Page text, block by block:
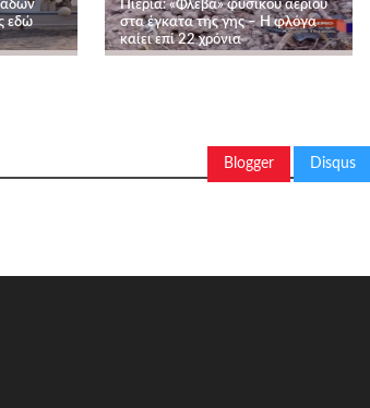
εδώ
Πιερία: «Φλέβα» φυσικού αερίου
στα έγκατα της γης – Η φλόγα
καίει επί 22 χρόνια
Blogger Disqus